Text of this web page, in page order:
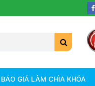
BÁO GIÁ LÀM CHÌA KHÓA